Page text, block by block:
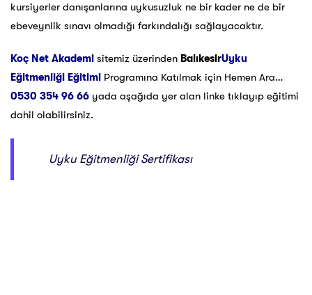
kursiyerler danışanlarına uykusuzluk ne bir kader ne de bir
ebeveynlik sınavı olmadığı farkındalığı sağlayacaktır.
Koç Net Akademi sitemiz üzerinden BalıkesirUyku
Eğitmenliği Eğitimi Programına Katılmak için Hemen Ara…
0530 354 96 66 yada aşağıda yer alan linke tıklayıp eğitimi
dahil olabilirsiniz.
Uyku Eğitmenliği Sertifikası